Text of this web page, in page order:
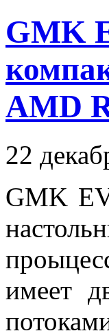
GMK
AMD
22
GMK
имеет